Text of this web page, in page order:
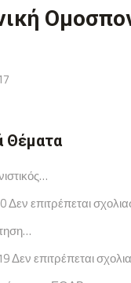
Θέματα
Δεν επιτρέπεται
Δεν επιτρέπεται